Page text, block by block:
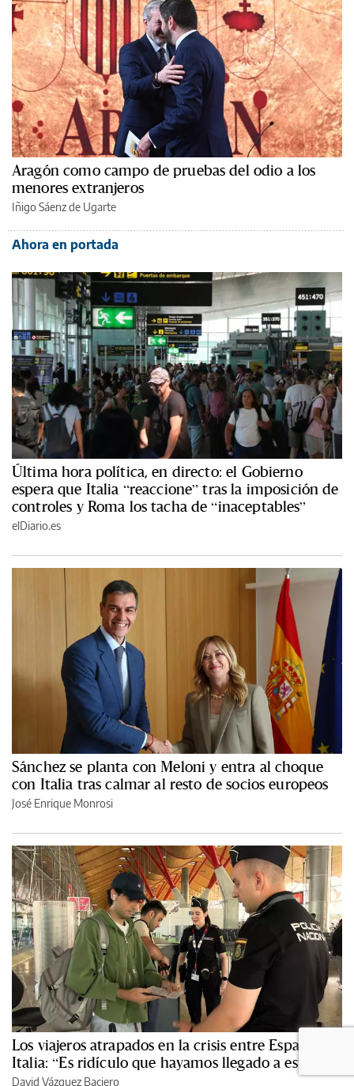
Aragón como campo de pruebas del odio a los
menores extranjeros
Iñigo Sáenz de Ugarte
Ahora en portada
Última hora política, en directo: el Gobierno
espera que Italia “reaccione” tras la imposición de
controles y Roma los tacha de “inaceptables”
elDiario.es
Sánchez se planta con Meloni y entra al choque
con Italia tras calmar al resto de socios europeos
José Enrique Monrosi
Los viajeros atrapados en la crisis entre España e
Italia: “Es ridículo que hayamos llegado a esto”
David Vázquez Baciero